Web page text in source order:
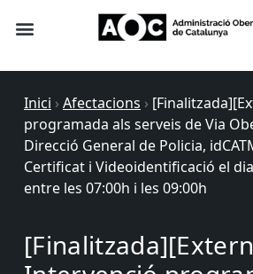
Inici › Afectacions ›
programada als serveis de Via
Direcció General de Policia,
Certificat i Videoidentificació el
entre les 07:00h i les 09:00h